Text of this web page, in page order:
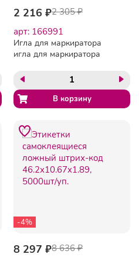
2 216 ₽2 305 ₽
арт: 166991
Игла для маркиратора
игла для маркиратора
5шт/уп
-4%
8 297 ₽8 636 ₽